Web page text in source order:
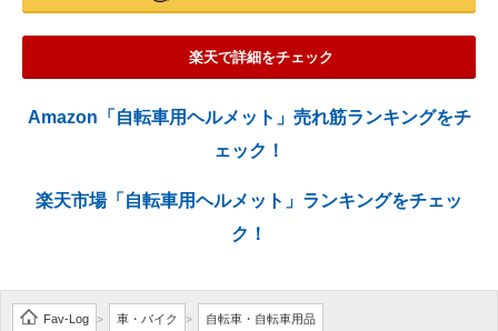
楽天で詳細をチェック
Amazon「自転車用ヘルメット」売れ筋ランキングをチ
ェック！
楽天市場「自転車用ヘルメット」ランキングをチェッ
ク！
Fav-Log > 車・バイク > 自転車・自転車用品